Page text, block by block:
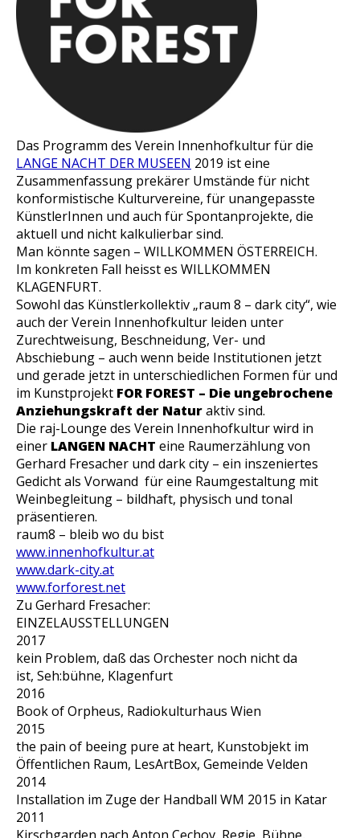
Das Programm des Verein Innenhofkultur für die
LANGE NACHT DER MUSEEN 2019 ist eine
Zusammenfassung prekärer Umstände für nicht
konformistische Kulturvereine, für unangepasste
KünstlerInnen und auch für Spontanprojekte, die
aktuell und nicht kalkulierbar sind.
Man könnte sagen – WILLKOMMEN ÖSTERREICH.
Im konkreten Fall heisst es WILLKOMMEN
KLAGENFURT.
Sowohl das Künstlerkollektiv „raum 8 – dark city“, wie
auch der Verein Innenhofkultur leiden unter
Zurechtweisung, Beschneidung, Ver- und
Abschiebung – auch wenn beide Institutionen jetzt
und gerade jetzt in unterschiedlichen Formen für und
im Kunstprojekt FOR FOREST – Die ungebrochene
Anziehungskraft der Naturaktiv sind.
Die raj-Lounge des Verein Innenhofkultur wird in
einer LANGEN NACHT eine Raumerzählung von
Gerhard Fresacher und dark city – ein inszeniertes
Gedicht als Vorwand für eine Raumgestaltung mit
Weinbegleitung – bildhaft, physisch und tonal
präsentieren.
raum8 – bleib wo du bist
www.innenhofkultur.at
www.dark-city.at
www.forforest.net
Zu Gerhard Fresacher:
EINZELAUSSTELLUNGEN
2017
kein Problem, daß das Orchester noch nicht da
ist, Seh:bühne, Klagenfurt
2016
Book of Orpheus, Radiokulturhaus Wien
2015
the pain of beeing pure at heart, Kunstobjekt im
Öffentlichen Raum, LesArtBox, Gemeinde Velden
2014
Installation im Zuge der Handball WM 2015 in Katar
2011